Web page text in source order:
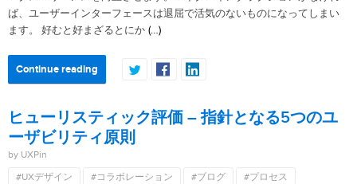
ば、ユーザーインターフェースは退屈で活気のないものになってしまい
ます。 好むと好まざるとにか (…)
Continue reading
ヒューリスティック評価 – 指針となる5つのユ
ーザビリティ原則
by UXPin
#UXデザイン
#コラボレーション #ブログ #プロセス